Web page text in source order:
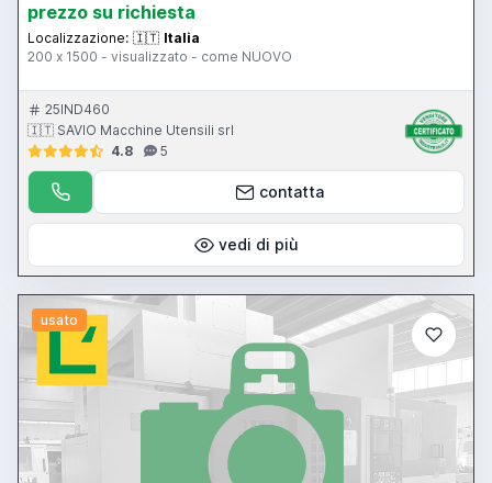
prezzo su richiesta
Localizzazione: 🇮🇹 Italia
200 x 1500 - visualizzato - come NUOVO
25IND460
🇮🇹 SAVIO Macchine Utensili srl
4.8
5
contatta
vedi di più
usato